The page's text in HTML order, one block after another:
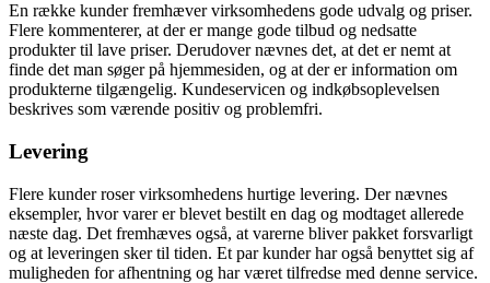
En række kunder fremhæver virksomhedens gode udvalg og priser.
Flere kommenterer, at der er mange gode tilbud og nedsatte
produkter til lave priser. Derudover nævnes det, at det er nemt at
finde det man søger på hjemmesiden, og at der er information om
produkterne tilgængelig. Kundeservicen og indkøbsoplevelsen
beskrives som værende positiv og problemfri.
Levering
Flere kunder roser virksomhedens hurtige levering. Der nævnes
eksempler, hvor varer er blevet bestilt en dag og modtaget allerede
næste dag. Det fremhæves også, at varerne bliver pakket forsvarligt
og at leveringen sker til tiden. Et par kunder har også benyttet sig af
muligheden for afhentning og har været tilfredse med denne service.